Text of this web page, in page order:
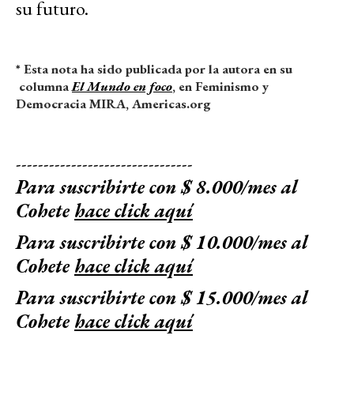
su futuro.
* Esta nota ha sido publicada por la autora en su
columnaEl Mundo en foco, en Feminismo y
Democracia MIRA, Americas.org
--------------------------------
Para suscribirte con $ 8.000/mes al
Cohetehace click aquí
Para suscribirte con $ 10.000/mes al
Cohetehace click aquí
Para suscribirte con $ 15.000/mes al
Cohetehace click aquí